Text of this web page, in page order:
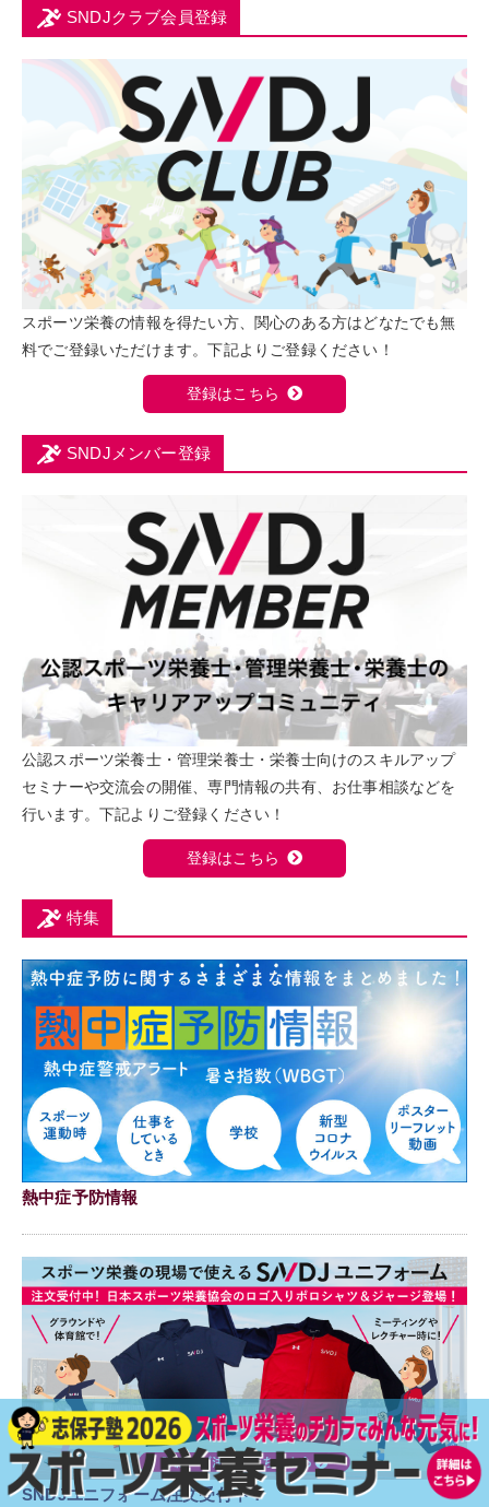
SNDJクラブ会員登録
スポーツ栄養の情報を得たい方、関心のある方はどなたでも無
料でご登録いただけます。下記よりご登録ください！
登録はこちら
SNDJメンバー登録
公認スポーツ栄養士・管理栄養士・栄養士向けのスキルアップ
セミナーや交流会の開催、専門情報の共有、お仕事相談などを
行います。下記よりご登録ください！
登録はこちら
特集
熱中症予防情報
SNDJユニフォーム注文受付中！